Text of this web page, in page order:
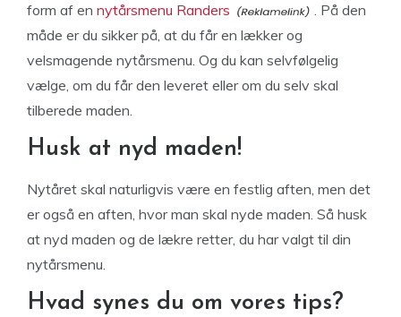
form af en nytårsmenu Randers
. På den
måde er du sikker på, at du får en lækker og
velsmagende nytårsmenu. Og du kan selvfølgelig
vælge, om du får den leveret eller om du selv skal
tilberede maden.
Husk at nyd maden!
Nytåret skal naturligvis være en festlig aften, men det
er også en aften, hvor man skal nyde maden. Så husk
at nyd maden og de lækre retter, du har valgt til din
nytårsmenu.
Hvad synes du om vores tips?